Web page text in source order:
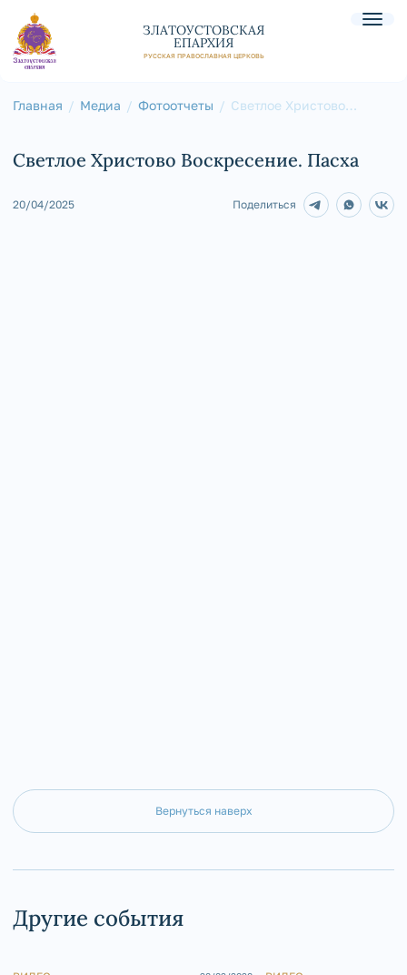
ЗЛАТОУСТОВСКАЯ
ЕПАРХИЯ
РУССКАЯ ПРАВОСЛАВНАЯ ЦЕРКОВЬ
Главная Медиа Фотоотчеты
Светлое Христово
Воскресение. Пасха
Светлое Христово Воскресение. Пасха
20/04/2025 Поделиться
Вернуться наверх
Другие события